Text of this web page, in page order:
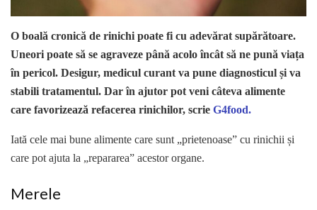
O boală cronică de rinichi poate fi cu adevărat supărătoare.
Uneori poate să se agraveze până acolo încât să ne pună viața
în pericol. Desigur, medicul curant va pune diagnosticul și va
stabili tratamentul. Dar în ajutor pot veni câteva alimente
care favorizează refacerea rinichilor, scrie G4food.
Iată cele mai bune alimente care sunt „prietenoase” cu rinichii și
care pot ajuta la „repararea” acestor organe.
Merele